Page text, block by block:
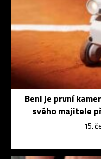
Beni je první
svého majitele
15.